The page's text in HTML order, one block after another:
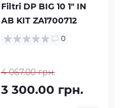
Filtri DP BIG 10 1" IN
AB KIT ZA1700712
0
4 067.00 грн.
3 300.00 грн.